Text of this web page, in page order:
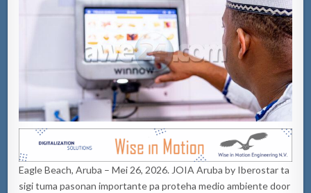
Eagle Beach, Aruba – Mei 26, 2026. JOIA Aruba by Iberostar ta
sigi tuma pasonan importante pa proteha medio ambiente door